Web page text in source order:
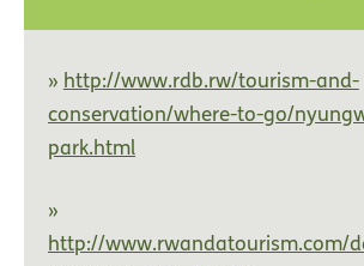
http://www.rdb.rw/tourism-and-
conservation/where-to-go/
park.html
http://www.rwandatourism.com/